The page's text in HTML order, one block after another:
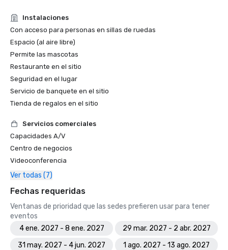
Instalaciones
Con acceso para personas en sillas de ruedas
Espacio (al aire libre)
Permite las mascotas
Restaurante en el sitio
Seguridad en el lugar
Servicio de banquete en el sitio
Tienda de regalos en el sitio
Servicios comerciales
Capacidades A/V
Centro de negocios
Videoconferencia
Ver todas (7)
Fechas requeridas
Ventanas de prioridad que las sedes prefieren usar para tener
eventos
4 ene. 2027 - 8 ene. 2027
29 mar. 2027 - 2 abr. 2027
31 may. 2027 - 4 jun. 2027
1 ago. 2027 - 13 ago. 2027